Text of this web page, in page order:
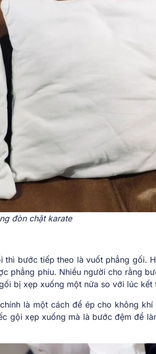
đòn chặt karate
bước tiếp theo là vuốt phẳng gối.
phẳng phiu. Nhiều người cho rằng
bị xẹp xuống một nửa so với lúc kết
là một cách để ép cho không
gội xẹp xuống mà là bước đệm để